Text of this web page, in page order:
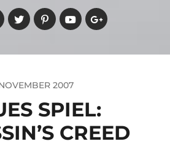
2007
SPIEL:
CREED